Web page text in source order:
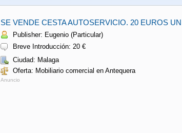
SE VENDE CESTA AUTOSERVICIO. 20 EUROS UN
Publisher: Eugenio (Particular)
Breve Introducción: 20 €
Ciudad: Malaga
Oferta: Mobiliario comercial en Antequera
Anuncio